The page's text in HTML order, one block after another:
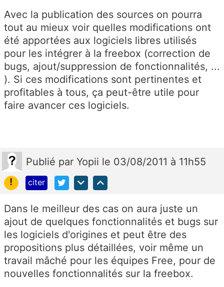
Avec la publication des sources on pourra
tout au mieux voir quelles modifications ont
été apportées aux logiciels libres utilisés
pour les intégrer à la freebox (correction de
bugs, ajout/suppression de fonctionnalités, ...
). Si ces modifications sont pertinentes et
profitables à tous, ça peut-être utile pour
faire avancer ces logiciels.
Publié par Yopii le 03/08/2011 à 11h55
!
citer
Dans le meilleur des cas on aura juste un
ajout de quelques fonctionnalités et bugs sur
les logiciels d'origines et peut être des
propositions plus détaillées, voir même un
travail mâché pour les équipes Free, pour de
nouvelles fonctionnalités sur la freebox.